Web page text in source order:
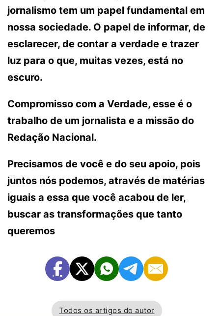
jornalismo tem um papel fundamental em
nossa sociedade. O papel de informar, de
esclarecer, de contar a verdade e trazer
luz para o que, muitas vezes, está no
escuro.
Compromisso com a Verdade, esse é o
trabalho de um jornalista e a missão do
Redação Nacional.
Precisamos de você e do seu apoio, pois
juntos nós podemos, através de matérias
iguais a essa que você acabou de ler,
buscar as transformações que tanto
queremos
Todos os artigos do autor